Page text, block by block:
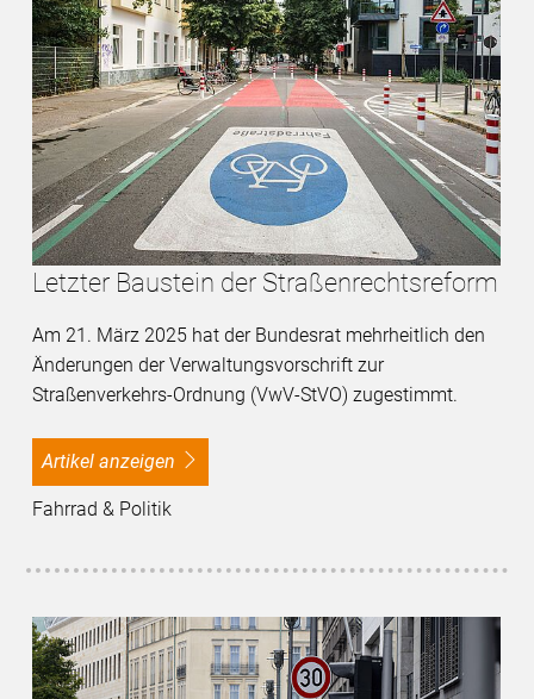
Letzter Baustein der Straßenrechtsreform
Am 21. März 2025 hat der Bundesrat mehrheitlich den
Änderungen der Verwaltungsvorschrift zur
Straßenverkehrs-Ordnung (VwV-StVO) zugestimmt.
Artikel anzeigen
Fahrrad & Politik